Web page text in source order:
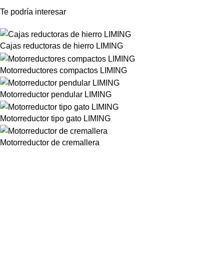
Te podría interesar
Cajas reductoras de hierro LIMING
Motorreductores compactos LIMING
Motorreductor pendular LIMING
Motorreductor tipo gato LIMING
Motorreductor de cremallera